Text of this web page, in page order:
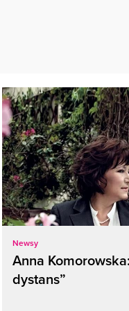
Newsy
Anna
dystans”